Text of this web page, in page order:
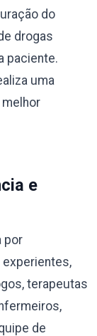
do
drogas
paciente.
uma
e
por
terapeutas
de